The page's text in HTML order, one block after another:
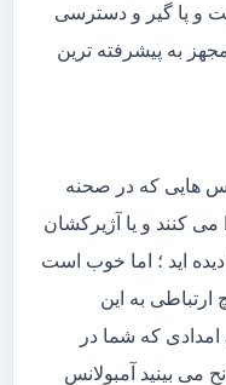
و پا گیر و دسترسی
به پیشرفته ترین
هایی که در صحنه
کنند و یا آژیرکشان
اید ؛ اما خوب است
به این
که شما در
بینید آمبولانس